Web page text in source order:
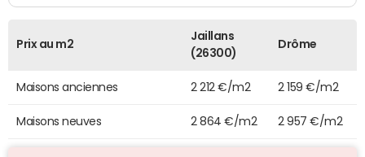
Prix au m2
Jaillans
(26300)
Drôme
Maisons anciennes 2 212 €/m2 2 159 €/m2
Maisons neuves 2 864 €/m2 2 957 €/m2